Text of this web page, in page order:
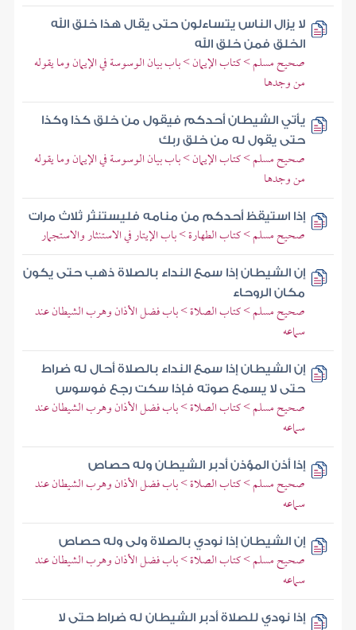
لا يزال الناس يتساءلون حتى يقال هذا خلق الله
الخلق فمن خلق الله
صحيح مسلم > كتاب الإيمان > باب بيان الوسوسة في الإيمان وما يقوله
من وجدها
يأتي الشيطان أحدكم فيقول من خلق كذا وكذا
حتى يقول له من خلق ربك
صحيح مسلم > كتاب الإيمان > باب بيان الوسوسة في الإيمان وما يقوله
من وجدها
إذا استيقظ أحدكم من منامه فليستنثر ثلاث مرات
صحيح مسلم > كتاب الطهارة > باب الإيتار في الاستنثار والاستجمار
إن الشيطان إذا سمع النداء بالصلاة ذهب حتى يكون
مكان الروحاء
صحيح مسلم > كتاب الصلاة > باب فضل الأذان وهرب الشيطان عند
سماعه
إن الشيطان إذا سمع النداء بالصلاة أحال له ضراط
حتى لا يسمع صوته فإذا سكت رجع فوسوس
صحيح مسلم > كتاب الصلاة > باب فضل الأذان وهرب الشيطان عند
سماعه
إذا أذن المؤذن أدبر الشيطان وله حصاص
صحيح مسلم > كتاب الصلاة > باب فضل الأذان وهرب الشيطان عند
سماعه
إن الشيطان إذا نودي بالصلاة ولى وله حصاص
صحيح مسلم > كتاب الصلاة > باب فضل الأذان وهرب الشيطان عند
سماعه
إذا نودي للصلاة أدبر الشيطان له ضراط حتى لا